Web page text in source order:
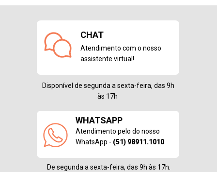
De segunda a sexta-feira, das 9h às 17h.
Disponível de segunda a sexta-feira, das 9h
às 17h
CHAT
Atendimento com o nosso
assistente virtual!
WHATSAPP
Atendimento pelo do nosso
WhatsApp - (51) 98911.1010